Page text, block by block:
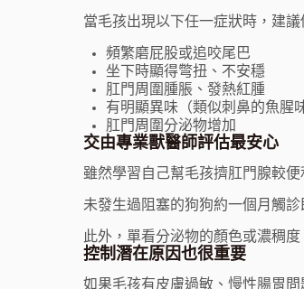
當毛孩出現以下任一症狀時，建議
頻繁磨屁股或追咬尾巴
坐下時顯得彆扭、不安穩
肛門周圍腫脹、發熱紅腫
有明顯異味（類似刺鼻的魚腥味
肛門周圍分泌物增加
交由專業獸醫師評估最安心
雖然學習自己幫毛孩擠肛門腺較
未發生過阻塞的狗狗約一個月觸
此外，單看分泌物的顏色或濃稠
控制潛在原因也很重要
如果毛孩有皮膚過敏、慢性腸胃